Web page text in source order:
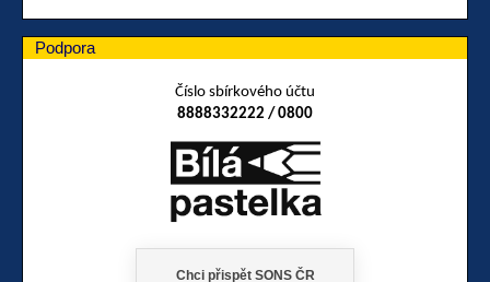
Podpora
Číslo sbírkového účtu
8888332222 / 0800